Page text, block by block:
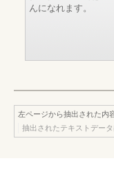
んになれます。
左ページから抽出された内
抽出されたテキストデータ